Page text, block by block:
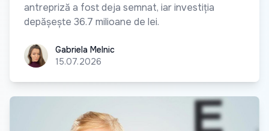
antrepriză a fost deja semnat, iar investiția
depășește 36.7 milioane de lei.
Gabriela Melnic
Gabriela Melnic
15.07.2026